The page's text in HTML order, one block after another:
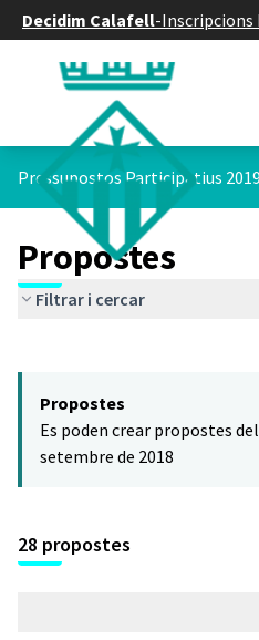
Decidim Calafell-Inscripcions
Pressupostos Participatius 2019
Propostes
Filtrar i cercar
−
Propostes
Es poden crear propostes
setembre de 2018
28 propostes